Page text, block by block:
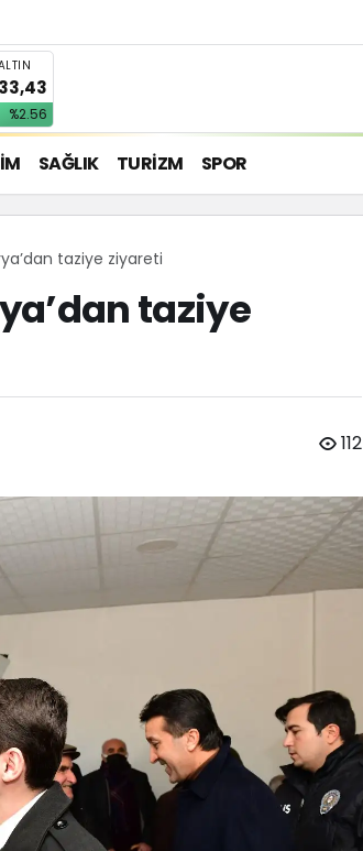
%2.56
SAĞLIK TURİZM SPOR
taziye ziyareti
taziye
112